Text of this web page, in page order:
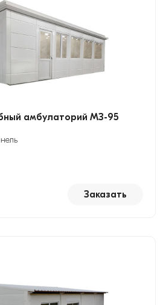
амбулаторий МЗ-95
Заказать